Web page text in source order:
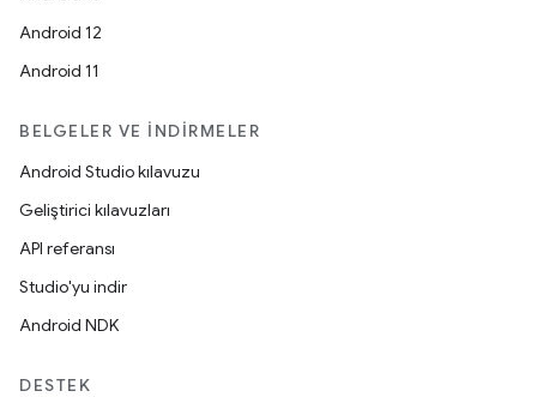
Android 12
Android 11
BELGELER VE İNDIRMELER
Android Studio kılavuzu
Geliştirici kılavuzları
API referansı
Studio'yu indir
Android NDK
DESTEK